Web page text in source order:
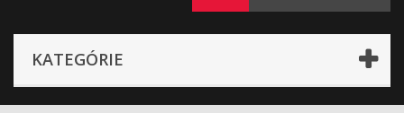
KATEGÓRIE